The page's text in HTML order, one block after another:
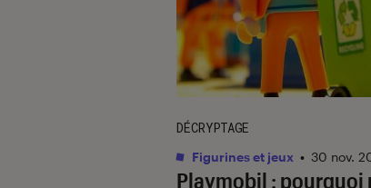
Playmobil : pourquoi
DÉCRYPTAGE
Figurines et jeux • 30 nov.